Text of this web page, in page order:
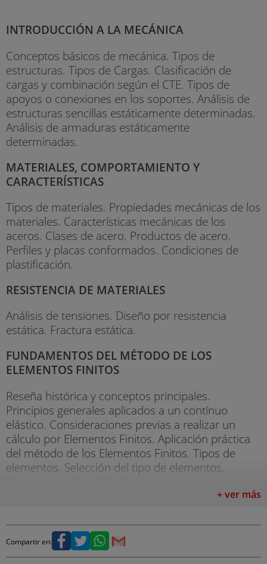
INTRODUCCIÓN A LA MECÁNICA
Conceptos básicos de mecánica. Tipos de
estructuras. Tipos de Cargas. Clasificación de
cargas y combinación según el CTE. Tipos de
apoyos o conexiones en los soportes. Análisis de
estructuras sencillas estáticamente determinadas.
Análisis de armaduras estáticamente
determinadas.
MATERIALES, COMPORTAMIENTO Y
CARACTERÍSTICAS
Tipos de materiales. Propiedades mecánicas de los
materiales. Características mecánicas de los
aceros. Clases de acero. Productos de acero.
Perfiles y placas conformados. Condiciones de
plastificación.
RESISTENCIA DE MATERIALES
Análisis de tensiones. Diseño por resistencia
estática. Fractura estática.
FUNDAMENTOS DEL MÉTODO DE LOS
ELEMENTOS FINITOS
Reseña histórica y conceptos principales.
Principios generales aplicados a un contínuo
elástico. Consideraciones previas a realizar un
cálculo por Elementos Finitos. Aplicación práctica
del método de los Elementos Finitos. Tipos de
elementos. Selección del tipo de elementos.
Proceso de modelado mediante el análisis de
elementos finitos utilizando femap. Interfaz gráfica
+ ver más
Compartir en: